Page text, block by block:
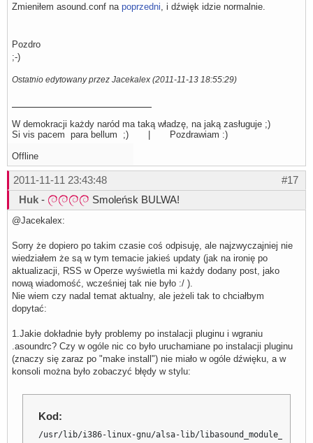
Zmieniłem asound.conf na poprzedni , i dźwięk idzie normalnie.
Pozdro
;-)
Ostatnio edytowany przez Jacekalex (2011-11-13 18:55:29)
W demokracji każdy naród ma taką władzę, na jaką zasługuje ;)
Si vis pacem para bellum ;) | Pozdrawiam :)
Offline
#17
2011-11-11 23:43:48
Huk - Smoleńsk BULWA!
@Jacekalex:
Sorry że dopiero po takim czasie coś odpisuję, ale najzwyczajniej nie
wiedziałem że są w tym temacie jakieś updaty (jak na ironię po
aktualizacji, RSS w Operze wyświetla mi każdy dodany post, jako
nową wiadomość, wcześniej tak nie było :/ ).
Nie wiem czy nadal temat aktualny, ale jeżeli tak to chciałbym
dopytać:
1.Jakie dokładnie były problemy po instalacji pluginu i wgraniu
.asoundrc? Czy w ogóle nic co było uruchamiane po instalacji pluginu
(znaczy się zaraz po "make install") nie miało w ogóle dźwięku, a w
konsoli można było zobaczyć błędy w stylu:
Kod:
/usr/lib/i386-linux-gnu/alsa-lib/